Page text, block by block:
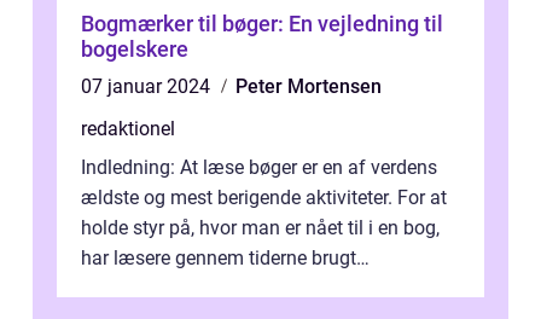
Bogmærker til bøger: En vejledning til
bogelskere
07 januar 2024
Peter Mortensen
redaktionel
Indledning: At læse bøger er en af verdens
ældste og mest berigende aktiviteter. For at
holde styr på, hvor man er nået til i en bog,
har læsere gennem tiderne brugt